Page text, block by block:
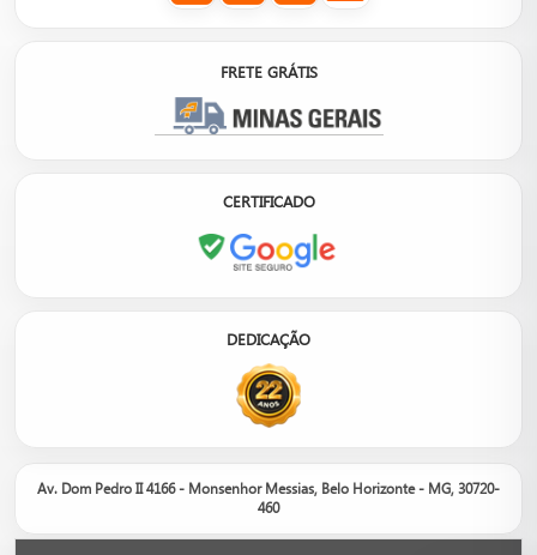
Nosso site é um catálogo de produtos, não um e-commerce.
FRETE GRÁTIS
CERTIFICADO
DEDICAÇÃO
Av. Dom Pedro II 4166 - Monsenhor Messias, Belo Horizonte - MG, 30720-
460